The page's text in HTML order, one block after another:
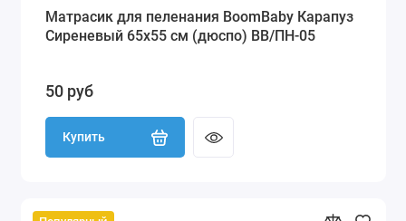
Матрасик для пеленания BoomBaby Карапуз
Сиреневый 65х55 см (дюспо) BB/ПН-05
50 руб
Купить